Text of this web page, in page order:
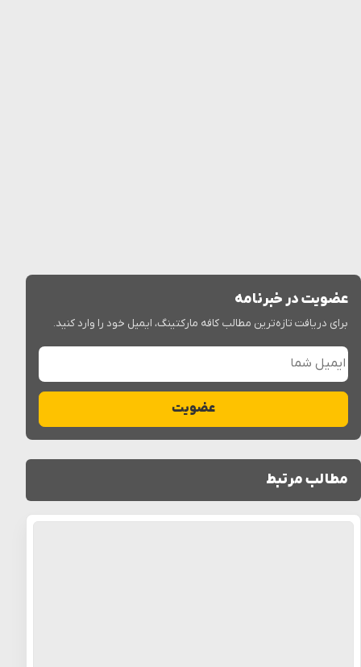
عضویت در خبرنامه
برای دریافت تازه‌ترین مطالب کافه مارکتینگ، ایمیل خود را وارد کنید.
ایمیل شما
عضویت
مطالب مرتبط